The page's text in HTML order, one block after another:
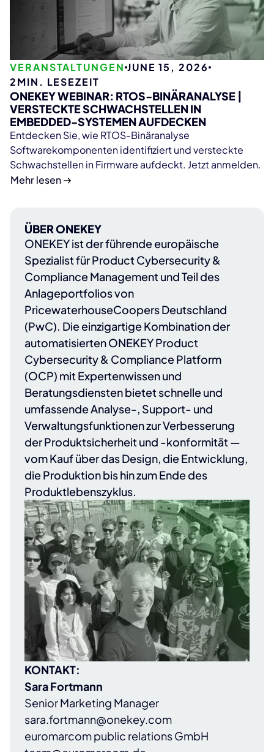
VERANSTALTUNGEN JUNE 15, 2026
2MIN. LESEZEIT
ONEKEY WEBINAR: RTOS-BINÄRANALYSE |
VERSTECKTE SCHWACHSTELLEN IN
EMBEDDED-SYSTEMEN AUFDECKEN
Entdecken Sie, wie RTOS-Binäranalyse
Softwarekomponenten identifiziert und versteckte
Schwachstellen in Firmware aufdeckt. Jetzt anmelden.
Mehr lesen
ÜBER ONEKEY
ONEKEYist der führende europäische
Spezialist für Product Cybersecurity &
Compliance Management und Teil des
Anlageportfolios von
PricewaterhouseCoopers Deutschland
(PwC). Die einzigartige Kombination der
automatisierten ONEKEY Product
Cybersecurity & Compliance Platform
(OCP) mit Expertenwissen und
Beratungsdiensten bietet schnelle und
umfassende Analyse-, Support- und
Verwaltungsfunktionen zur Verbesserung
der Produktsicherheit und -konformität —
vom Kauf über das Design, die Entwicklung,
die Produktion bis hin zum Ende des
Produktlebenszyklus.
KONTAKT:
Sara Fortmann
Senior Marketing Manager
sara.fortmann@onekey.com
euromarcom public relations GmbH